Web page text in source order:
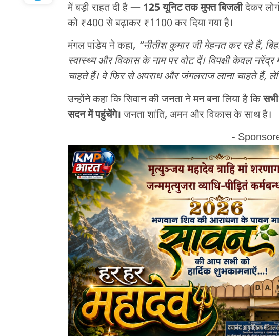
में बड़ी राहत दी है — 125 यूनिट तक मुफ्त बिजलीदेकर
को ₹400 से बढ़ाकर ₹1100 कर दिया गया है।
मंगल पांडेय ने कहा, “नीतीश कुमार जी मेहनत कर रहे हैं,
स्वास्थ्य और विकास के नाम पर वोट दें। विपक्षी केवल
चाहते हैं। वे फिर से अपराध और जंगलराज लाना चाहते हैं,
उन्होंने कहा कि सिवान की जनता ने मन बना लिया है कि
सदन में पहुंचेंगे।जनता शांति, अमन और विकास के साथ है।
-